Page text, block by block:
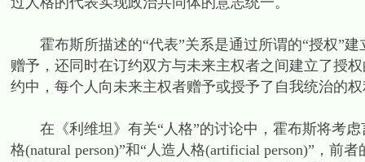
霍布斯所描述的“代表”关系是通过所谓的“授权”建
赠予，还同时在订约双方与未来主权者之间建立了授
约中，每个人向未来主权者赠予或授予了自我统治的
在《利维坦》有关“人格”的讨论中，霍布斯将考虑
格(natural person)”和“人造人格(artificial person)”，前